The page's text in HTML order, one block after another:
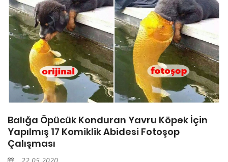
Balığa Öpücük Konduran Yavru Köpek İçin
Yapılmış 17 Komiklik Abidesi Fotoşop
Çalışması